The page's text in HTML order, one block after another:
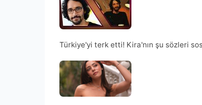
Türkiye'yi terk etti! Kira'nın şu sözleri